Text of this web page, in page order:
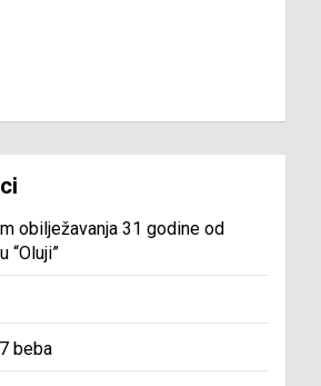
obilježavanja 31 godine od
“Oluji”
beba